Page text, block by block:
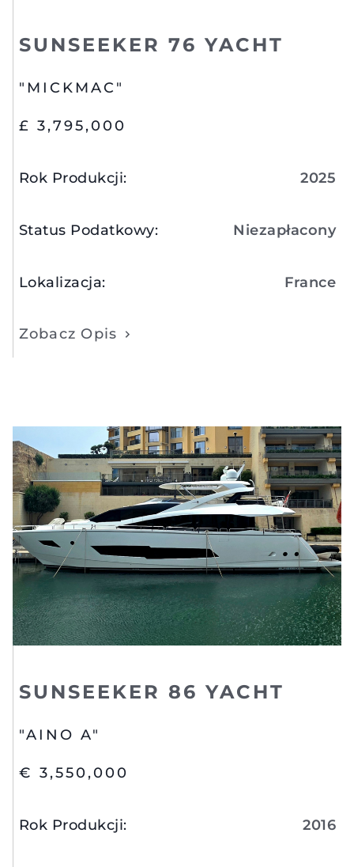
SUNSEEKER 76 YACHT
"MICKMAC"
£ 3,795,000
Rok Produkcji: 2025
Status Podatkowy: Niezapłacony
Lokalizacja: France
Zobacz Opis
SUNSEEKER 86 YACHT
"AINO A"
€ 3,550,000
Rok Produkcji: 2016